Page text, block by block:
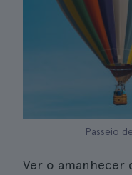
Passeio
Ver o amanhecer